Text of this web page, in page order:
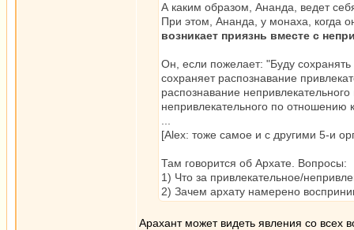
А каким образом, Ананда, ведет
При этом, Ананда, у монаха, когда
возникает приязнь вместе с
Он, если пожелает: "Буду
сохраняет распознавание
распознавание
непривлекательного по отношению
[Alex: тоже самое и с другими 5-и
Там говорится об Архате. Вопросы:
1) Что за привлекательное/
2) Зачем архату намерено
Арахант может видеть явления со всех